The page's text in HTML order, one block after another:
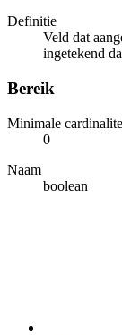
Definitie
Veld dat
ingetekend
Bereik
Minimale
0
Naam
boolean